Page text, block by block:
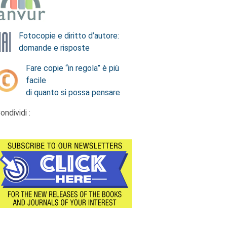
Fotocopie e diritto d’autore:
domande e risposte
Fare copie “in regola” è più
facile
di quanto si possa pensare
: